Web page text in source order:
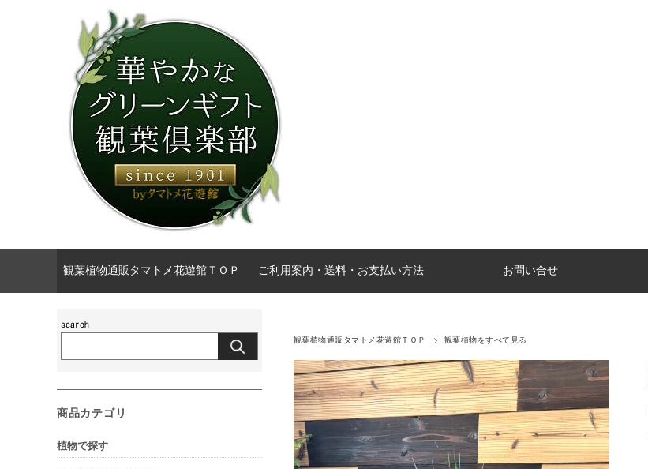
観葉植物通販タマトメ花遊館ＴＯＰ ご利用案内・送料・お支払い方法 お問い合せ
観葉植物通販タマトメ花遊館ＴＯＰ 観葉植物をすべて見る
商品カテゴリ
植物で探す